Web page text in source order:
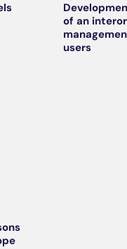
of an
users